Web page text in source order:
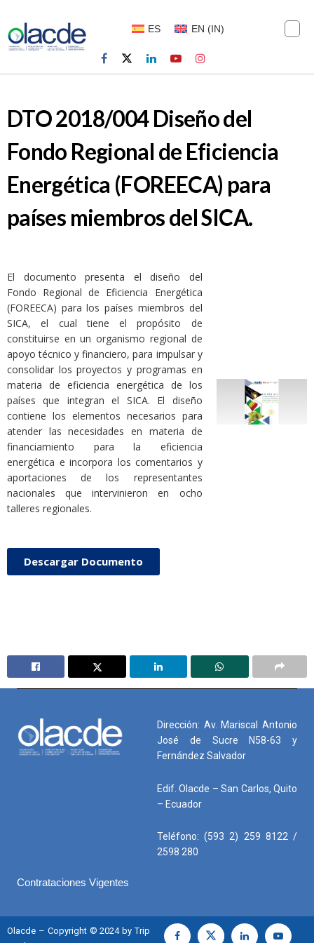
ES EN (IN)
DTO 2018/004 Diseño del
Fondo Regional de Eficiencia
Energética (FOREECA) para
países miembros del SICA.
El documento presenta el diseño del
Fondo Regional de Eficiencia Energética
(FOREECA) para los países miembros del
SICA, el cual tiene el propósito de
constituirse en un organismo regional de
apoyo técnico y financiero, para impulsar y
consolidar los proyectos y programas en
materia de eficiencia energética de los
países que integran el SICA. El diseño
contiene los elementos necesarios para
atender las necesidades en materia de
financiamiento para la eficiencia
energética e incorpora los comentarios y
aportaciones de los representantes
nacionales que intervinieron en ocho
talleres regionales.
Descargar Documento
Dirección: Av. Mariscal Antonio
José de Sucre N58-63 y
Fernández Salvador
Edif. Olacde – San Carlos, Quito
– Ecuador
Teléfono: (593 2) 259 8122 /
2598 280
Contrataciones Vigentes
Olacde – Copyright © 2024 by Trip